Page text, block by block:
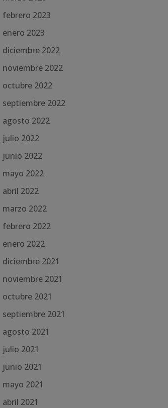
febrero 2023
enero 2023
diciembre 2022
noviembre 2022
octubre 2022
septiembre 2022
agosto 2022
julio 2022
junio 2022
mayo 2022
abril 2022
marzo 2022
febrero 2022
enero 2022
diciembre 2021
noviembre 2021
octubre 2021
septiembre 2021
agosto 2021
julio 2021
junio 2021
mayo 2021
abril 2021